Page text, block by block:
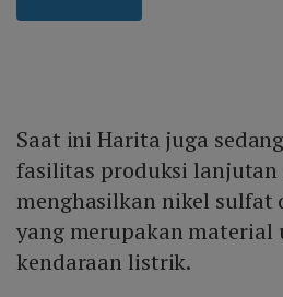
Saat ini Harita juga
fasilitas produksi
menghasilkan nikel sulfat
yang merupakan material
kendaraan listrik.